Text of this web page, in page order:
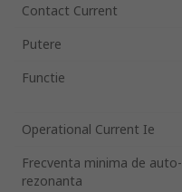
Contact Current
Putere
Functie
Operational Current Ie
Frecventa minima de auto-
rezonanta